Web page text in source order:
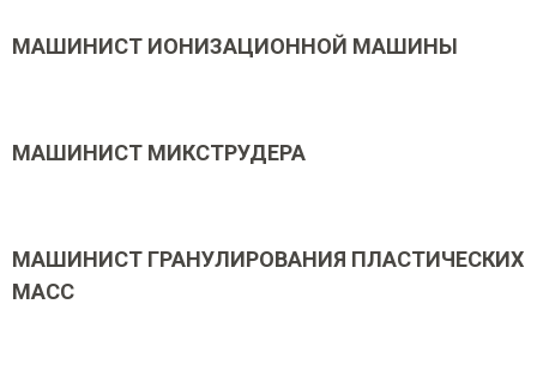
МАШИНИСТ ИОНИЗАЦИОННОЙ МАШИНЫ
МАШИНИСТ МИКСТРУДЕРА
МАШИНИСТ ГРАНУЛИРОВАНИЯ ПЛАСТИЧЕСКИХ
МАСС